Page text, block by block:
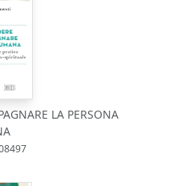
LA PERSONA